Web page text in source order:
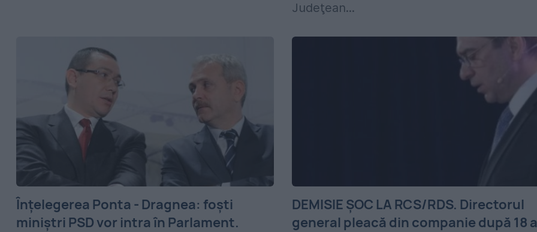
Judeţean...
Înţelegerea Ponta - Dragnea: foşti
miniştri PSD vor intra în Parlament.
DEMISIE ŞOC LA RCS/RDS. Directorul
general pleacă din companie după 18